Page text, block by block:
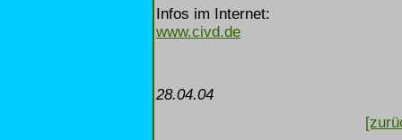
Infos im Internet:
www.civd.de
28.04.04